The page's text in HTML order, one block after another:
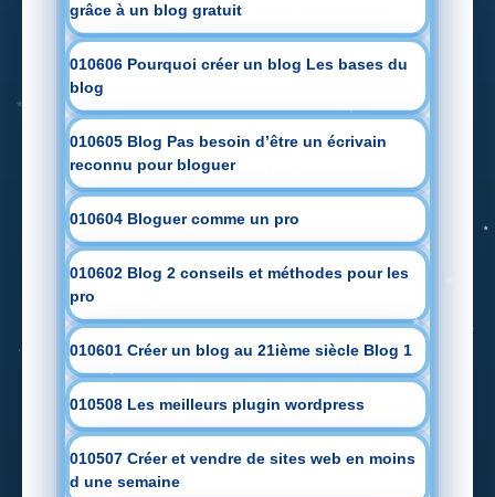
grâce à un blog gratuit
010606 Pourquoi créer un blog Les bases du
blog
010605 Blog Pas besoin d’être un écrivain
reconnu pour bloguer
010604 Bloguer comme un pro
010602 Blog 2 conseils et méthodes pour les
pro
010601 Créer un blog au 21ième siècle Blog 1
010508 Les meilleurs plugin wordpress
010507 Créer et vendre de sites web en moins
d une semaine